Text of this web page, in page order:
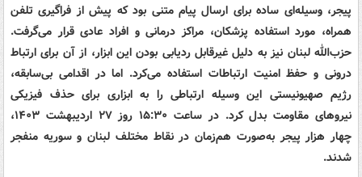
پیجر، وسیله‌ای ساده برای ارسال پیام متنی بود که پیش از فراگیری تلفن
همراه، مورد استفاده پزشکان، مراکز درمانی و افراد عادی قرار می‌گرفت.
حزب‌الله لبنان نیز به دلیل غیرقابل ردیابی بودن این ابزار، از آن برای ارتباط
درونی و حفظ امنیت ارتباطات استفاده می‌کرد. اما در اقدامی بی‌سابقه،
رژیم صهیونیستی این وسیله ارتباطی را به ابزاری برای حذف فیزیکی
نیروهای مقاومت بدل کرد. در ساعت ۱۵:۳۰ روز ۲۷ اردیبهشت ۱۴۰۳،
چهار هزار پیجر به‌صورت هم‌زمان در نقاط مختلف لبنان و سوریه منفجر
شدند.